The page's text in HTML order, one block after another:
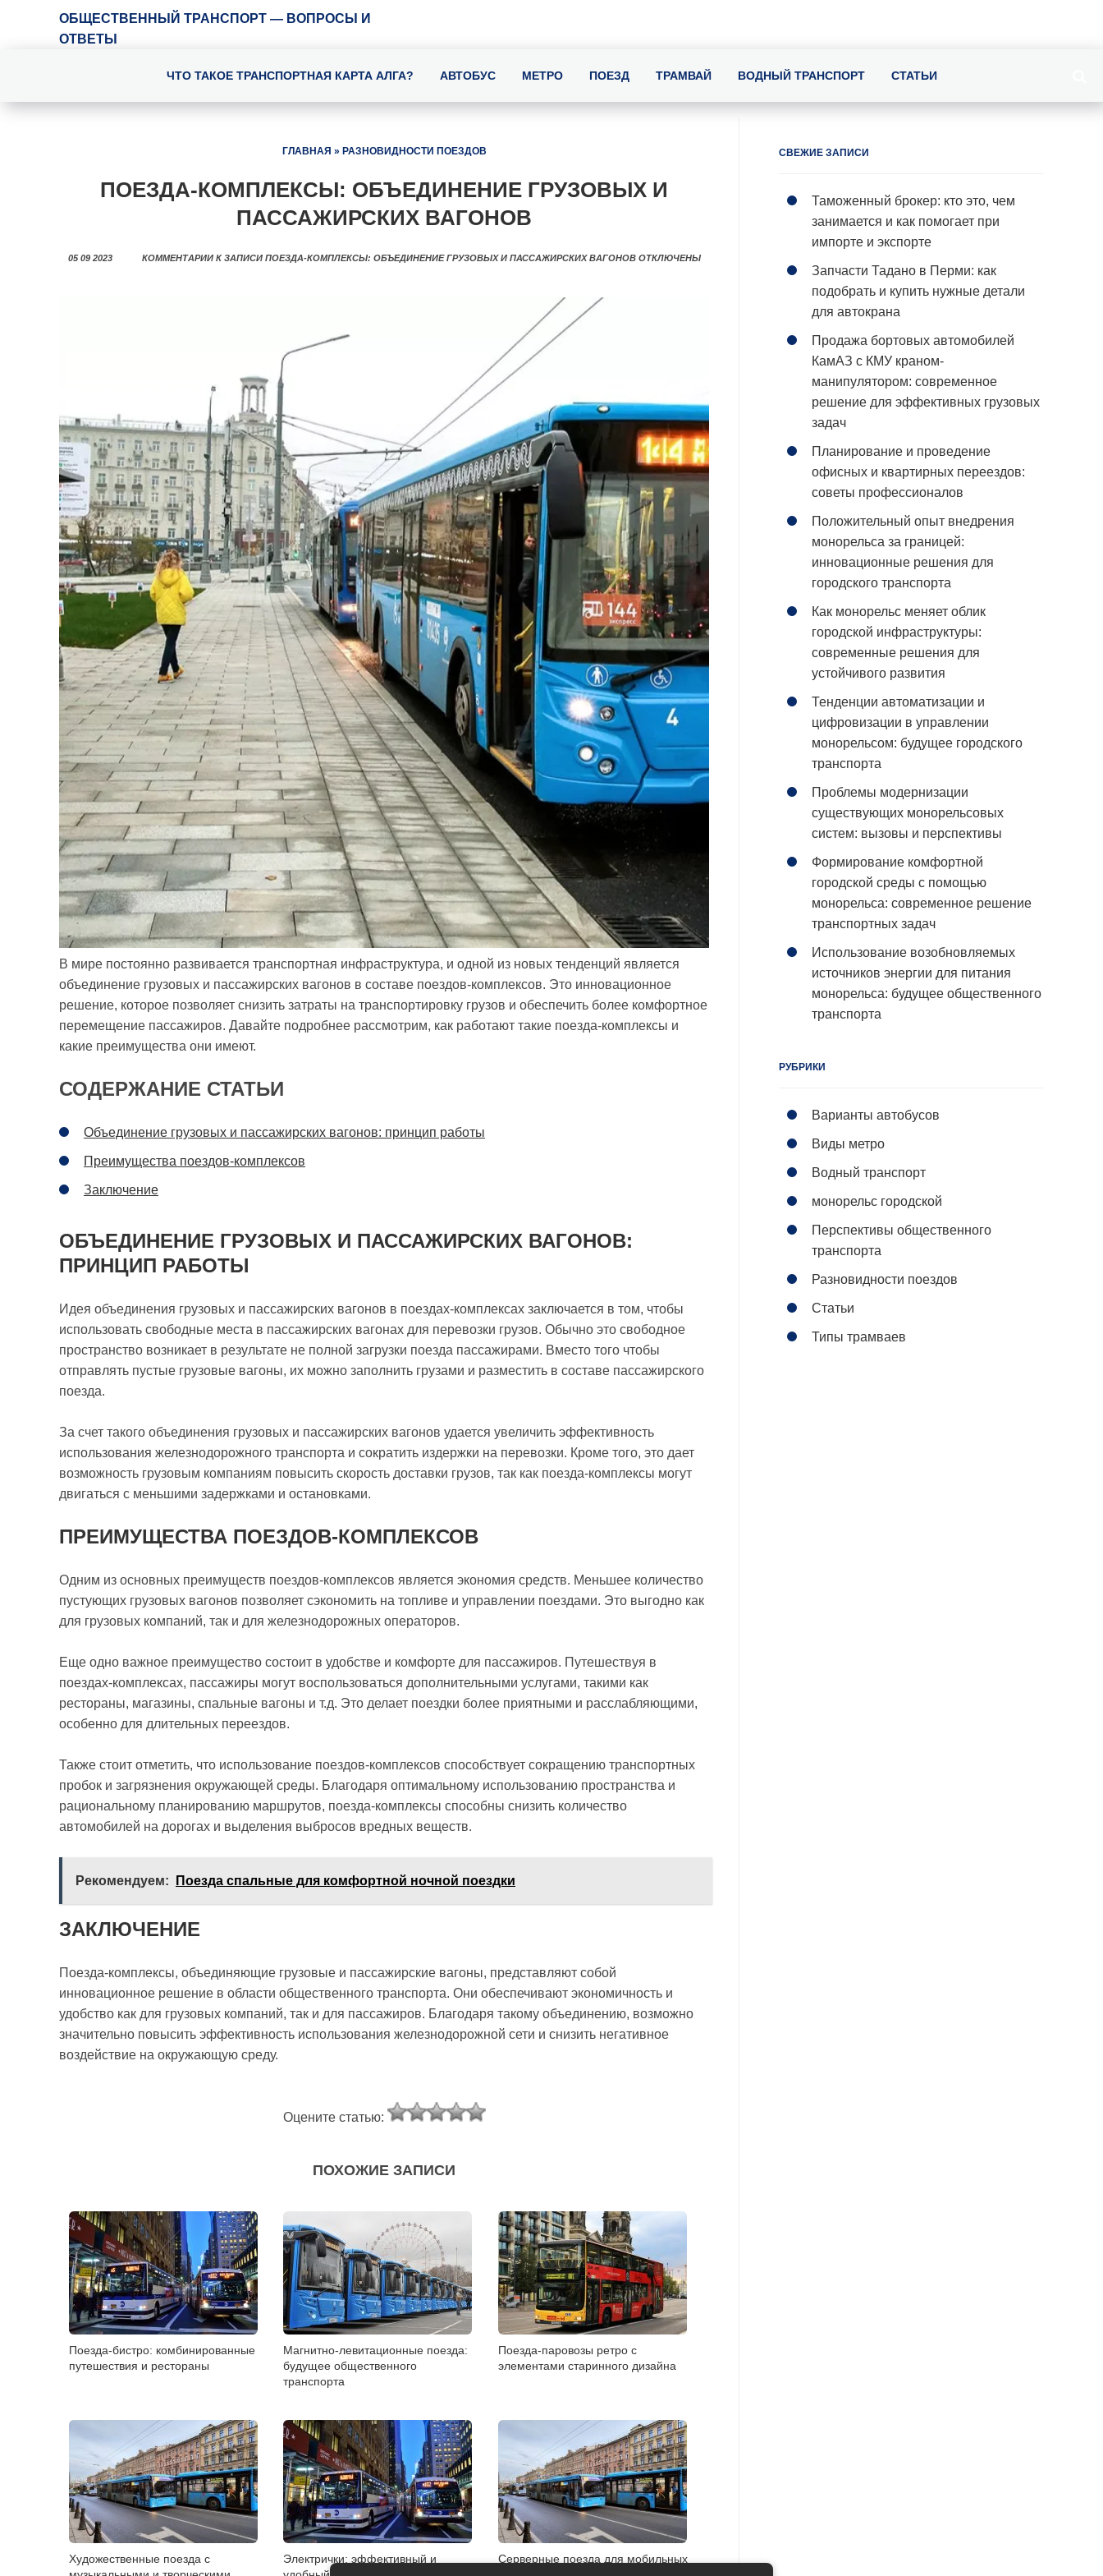
ОБЩЕСТВЕННЫЙ ТРАНСПОРТ — ВОПРОСЫ И
ОТВЕТЫ
ЧТО ТАКОЕ ТРАНСПОРТНАЯ КАРТА АЛГА? АВТОБУС МЕТРО ПОЕЗД ТРАМВАЙ ВОДНЫЙ ТРАНСПОРТ СТАТЬИ
ГЛАВНАЯ » РАЗНОВИДНОСТИ ПОЕЗДОВ
ПОЕЗДА-КОМПЛЕКСЫ: ОБЪЕДИНЕНИЕ ГРУЗОВЫХ И
ПАССАЖИРСКИХ ВАГОНОВ
05 09 2023 КОММЕНТАРИИК ЗАПИСИ ПОЕЗДА-КОМПЛЕКСЫ: ОБЪЕДИНЕНИЕ ГРУЗОВЫХ И ПАССАЖИРСКИХ ВАГОНОВОТКЛЮЧЕНЫ
В мире постоянно развивается транспортная инфраструктура, и одной из новых тенденций является
объединение грузовых и пассажирских вагонов в составе поездов-комплексов. Это инновационное
решение, которое позволяет снизить затраты на транспортировку грузов и обеспечить более комфортное
перемещение пассажиров. Давайте подробнее рассмотрим, как работают такие поезда-комплексы и
какие преимущества они имеют.
СОДЕРЖАНИЕ СТАТЬИ
Объединение грузовых и пассажирских вагонов: принцип работы
Преимущества поездов-комплексов
Заключение
ОБЪЕДИНЕНИЕ ГРУЗОВЫХ И ПАССАЖИРСКИХ ВАГОНОВ:
ПРИНЦИП РАБОТЫ
Идея объединения грузовых и пассажирских вагонов в поездах-комплексах заключается в том, чтобы
использовать свободные места в пассажирских вагонах для перевозки грузов. Обычно это свободное
пространство возникает в результате не полной загрузки поезда пассажирами. Вместо того чтобы
отправлять пустые грузовые вагоны, их можно заполнить грузами и разместить в составе пассажирского
поезда.
За счет такого объединения грузовых и пассажирских вагонов удается увеличить эффективность
использования железнодорожного транспорта и сократить издержки на перевозки. Кроме того, это дает
возможность грузовым компаниям повысить скорость доставки грузов, так как поезда-комплексы могут
двигаться с меньшими задержками и остановками.
ПРЕИМУЩЕСТВА ПОЕЗДОВ-КОМПЛЕКСОВ
Одним из основных преимуществ поездов-комплексов является экономия средств. Меньшее количество
пустующих грузовых вагонов позволяет сэкономить на топливе и управлении поездами. Это выгодно как
для грузовых компаний, так и для железнодорожных операторов.
Еще одно важное преимущество состоит в удобстве и комфорте для пассажиров. Путешествуя в
поездах-комплексах, пассажиры могут воспользоваться дополнительными услугами, такими как
рестораны, магазины, спальные вагоны и т.д. Это делает поездки более приятными и расслабляющими,
особенно для длительных переездов.
Также стоит отметить, что использование поездов-комплексов способствует сокращению транспортных
пробок и загрязнения окружающей среды. Благодаря оптимальному использованию пространства и
рациональному планированию маршрутов, поезда-комплексы способны снизить количество
автомобилей на дорогах и выделения выбросов вредных веществ.
Рекомендуем: Поезда спальные для комфортной ночной поездки
ЗАКЛЮЧЕНИЕ
Поезда-комплексы, объединяющие грузовые и пассажирские вагоны, представляют собой
инновационное решение в области общественного транспорта. Они обеспечивают экономичность и
удобство как для грузовых компаний, так и для пассажиров. Благодаря такому объединению, возможно
значительно повысить эффективность использования железнодорожной сети и снизить негативное
воздействие на окружающую среду.
Оцените статью:
ПОХОЖИЕ ЗАПИСИ
Поезда-бистро: комбинированные
путешествия и рестораны
Магнитно-левитационные поезда:
будущее общественного
транспорта
Поезда-паровозы ретро с
элементами старинного дизайна
Художественные поезда с
Электрички: эффективный и
Серверные поезда для мобильных
СВЕЖИЕ ЗАПИСИ
Таможенный брокер: кто это, чем
занимается и как помогает при
импорте и экспорте
Запчасти Тадано в Перми: как
подобрать и купить нужные детали
для автокрана
Продажа бортовых автомобилей
КамАЗ с КМУ краном-
манипулятором: современное
решение для эффективных грузовых
задач
Планирование и проведение
офисных и квартирных переездов:
советы профессионалов
Положительный опыт внедрения
монорельса за границей:
инновационные решения для
городского транспорта
Как монорельс меняет облик
городской инфраструктуры:
современные решения для
устойчивого развития
Тенденции автоматизации и
цифровизации в управлении
монорельсом: будущее городского
транспорта
Проблемы модернизации
существующих монорельсовых
систем: вызовы и перспективы
Формирование комфортной
городской среды с помощью
монорельса: современное решение
транспортных задач
Использование возобновляемых
источников энергии для питания
монорельса: будущее общественного
транспорта
РУБРИКИ
Варианты автобусов
Виды метро
Водный транспорт
монорельс городской
Перспективы общественного
транспорта
Разновидности поездов
Статьи
Типы трамваев